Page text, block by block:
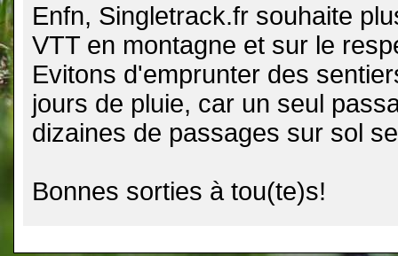
Enfn, Singletrack.fr souhaite
VTT en montagne et sur le
Evitons d'emprunter des
jours de pluie, car un seul
dizaines de passages sur sol
Bonnes sorties à tou(te)s!